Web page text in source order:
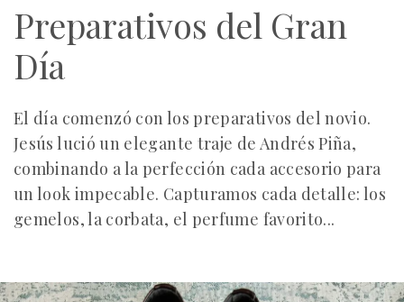
Preparativos del Gran
Día
El día comenzó con los preparativos del novio.
Jesús lució un elegante traje de Andrés Piña,
combinando a la perfección cada accesorio para
un look impecable. Capturamos cada detalle: los
gemelos, la corbata, el perfume favorito...